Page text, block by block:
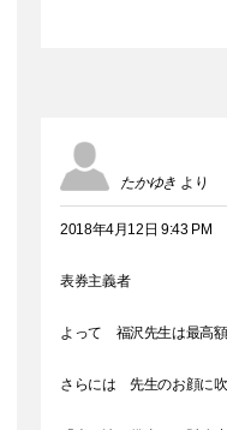
たかゆき より
2018年4月12日 9:43 PM
表券主義者
よって 福沢先生は最高
さらには 先生のお顔に